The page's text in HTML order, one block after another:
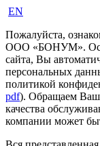
EN
Пожалуйста,
ООО «БОНУМ».
сайта, Вы
персональных
политикой
pdf). Обращаем
качества
компании может